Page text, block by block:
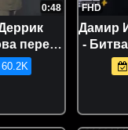
0:48
перед
60.2K
FHD
Дамир
-